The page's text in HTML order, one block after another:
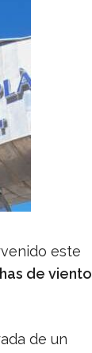
este
de viento
de un